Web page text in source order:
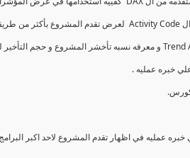
عمليه في اظهار تقدم المشروع لاحد اكبر